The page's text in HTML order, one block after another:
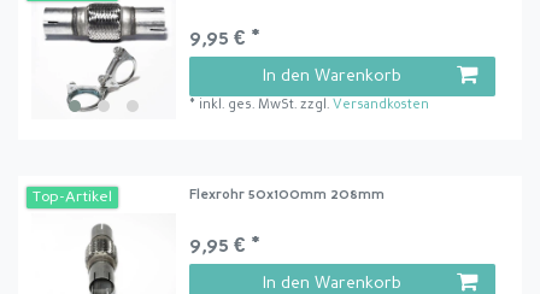
9,95 € *
In den Warenkorb
* inkl. ges. MwSt. zzgl. Versandkosten
Top-Artikel Flexrohr 50x100mm 208mm
9,95 € *
In den Warenkorb